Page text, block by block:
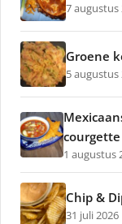
7 augustus
Groene
5 augustus
courgette
1 augustus
Chip &
31 juli 2026